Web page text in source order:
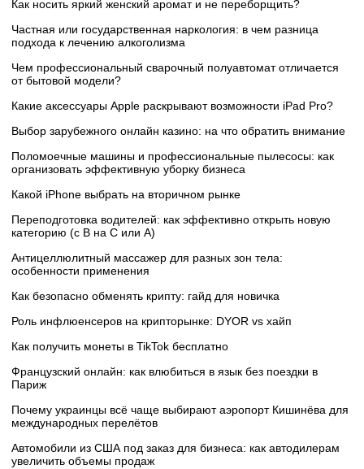
Как носить яркий женский аромат и не переборщить?
Частная или государственная наркология: в чем разница
подхода к лечению алкоголизма
Чем профессиональный сварочный полуавтомат отличается
от бытовой модели?
Какие аксессуары Apple раскрывают возможности iPad Pro?
Выбор зарубежного онлайн казино: на что обратить внимание
Поломоечные машины и профессиональные пылесосы: как
организовать эффективную уборку бизнеса
Какой iPhone выбрать на вторичном рынке
Переподготовка водителей: как эффективно открыть новую
категорию (с B на C или А)
Антицеллюлитный массажер для разных зон тела:
особенности применения
Как безопасно обменять крипту: гайд для новичка
Роль инфлюенсеров на крипторынке: DYOR vs хайп
Как получить монеты в TikTok бесплатно
Французский онлайн: как влюбиться в язык без поездки в
Париж
Почему украинцы всё чаще выбирают аэропорт Кишинёва для
международных перелётов
Автомобили из США под заказ для бизнеса: как автодилерам
увеличить объемы продаж